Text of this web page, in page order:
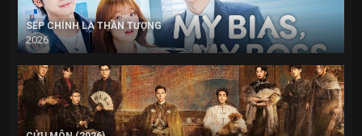
SẾP CHÍNH LÀ THẦN TƯỢNG
2026